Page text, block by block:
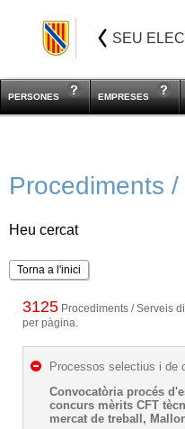
SEU
PERSONES EMPRESES
Procediments
Heu cercat
Torna a l'inici
3125 Procediments / Serveis
per pàgina.
Processos selectius i de
Convocatòria procés
concurs mèrits CFT
mercat de treball,